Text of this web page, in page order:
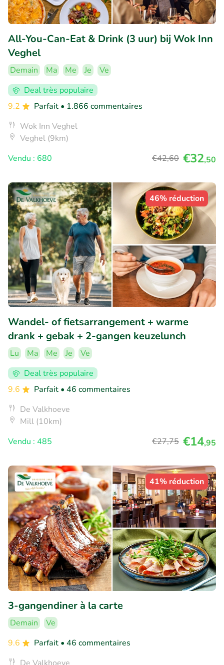
All-You-Can-Eat & Drink (3 uur) bij Wok Inn
Veghel
Demain Ma Me Je
Ve
Deal très populaire
9.2
Parfait • 1.866 commentaires
Wok Inn Veghel
Veghel (9km)
Vendu : 680
€42,60 €32,50
46% réduction
Wandel- of fietsarrangement + warme
drank + gebak + 2-gangen keuzelunch
Lu Ma Me Je
Ve
Deal très populaire
9.6
Parfait • 46 commentaires
De Valkhoeve
Mill (10km)
Vendu : 485
€27,75 €14,95
41% réduction
3-gangendiner à la carte
Demain
Ve
9.6
Parfait • 46 commentaires